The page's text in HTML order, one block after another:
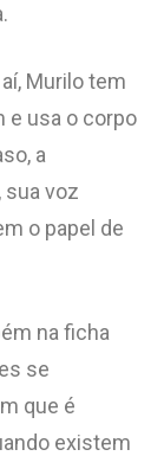
Murilo tem
e usa o corpo
a
voz
o papel de
na ficha
se
que é
existem